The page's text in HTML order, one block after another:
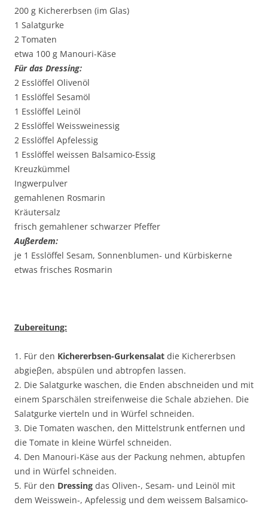
200 g Kichererbsen (im Glas)
1 Salatgurke
2 Tomaten
etwa 100 g Manouri-Käse
Für das Dressing:
2 Esslöffel Olivenöl
1 Esslöffel Sesamöl
1 Esslöffel Leinöl
2 Esslöffel Weissweinessig
2 Esslöffel Apfelessig
1 Esslöffel weissen Balsamico-Essig
Kreuzkümmel
Ingwerpulver
gemahlenen Rosmarin
Kräutersalz
frisch gemahlener schwarzer Pfeffer
Außerdem:
je 1 Esslöffel Sesam, Sonnenblumen- und Kürbiskerne
etwas frisches Rosmarin
Zubereitung:
1. Für den Kichererbsen-Gurkensalat die Kichererbsen
abgieβen, abspülen und abtropfen lassen.
2. Die Salatgurke waschen, die Enden abschneiden und mit
einem Sparschälen streifenweise die Schale abziehen. Die
Salatgurke vierteln und in Würfel schneiden.
3. Die Tomaten waschen, den Mittelstrunk entfernen und
die Tomate in kleine Würfel schneiden.
4. Den Manouri-Käse aus der Packung nehmen, abtupfen
und in Würfel schneiden.
5. Für den Dressing das Oliven-, Sesam- und Leinöl mit
dem Weisswein-, Apfelessig und dem weissem Balsamico-